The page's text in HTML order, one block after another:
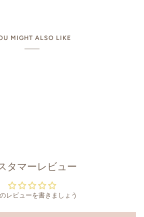
MIGHT ALSO LIKE
タマーレビュー
レビューを書きましょう